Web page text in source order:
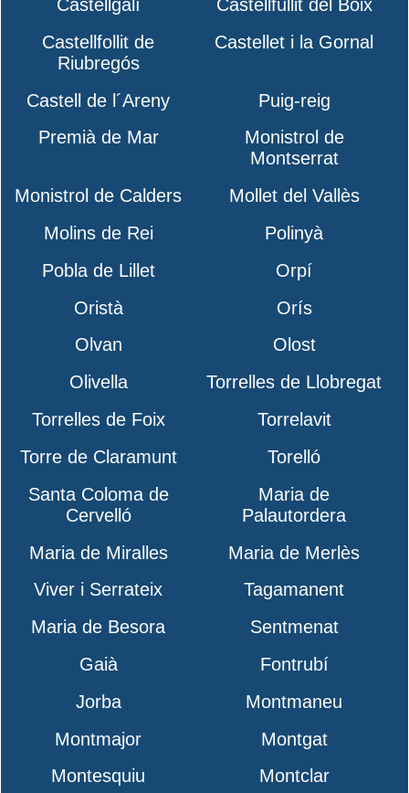
Castellgalí
Castellfullit del Boix
Castellfollit de
Riubregós
Castellet i la Gornal
Castell de l´Areny
Puig-reig
Premià de Mar
Monistrol de
Montserrat
Monistrol de Calders
Mollet del Vallès
Molins de Rei
Polinyà
Pobla de Lillet
Orpí
Oristà
Orís
Olvan
Olost
Olivella
Torrelles de Llobregat
Torrelles de Foix
Torrelavit
Torre de Claramunt
Torelló
Santa Coloma de
Cervelló
Maria de
Palautordera
Maria de Miralles
Maria de Merlès
Viver i Serrateix
Tagamanent
Maria de Besora
Sentmenat
Gaià
Fontrubí
Jorba
Montmaneu
Montmajor
Montgat
Montesquiu
Montclar